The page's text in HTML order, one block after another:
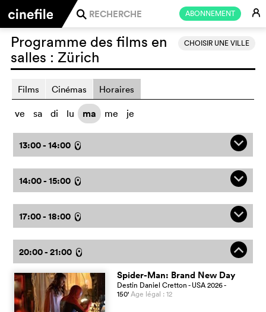
ABONNEMENT E
j
CHOISIR UNE VILLE
Programme des films en
salles : Zürich
Films Cinémas Horaires
ve sa di lu ma me je
13:00 - 14:00 l q
14:00 - 15:00 l q
17:00 - 18:00 l q
20:00 - 21:00 l o
Spider-Man: Brand New Day
Destin Daniel Cretton- USA2026-
150'Age légal : 12